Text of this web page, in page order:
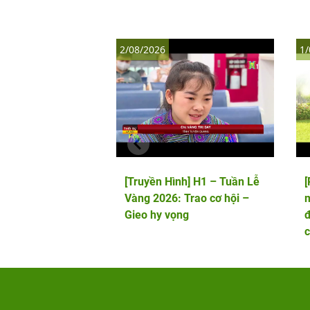
[Truyền Hình] H1 – Tuần Lễ
Vàng 2026: Trao cơ hội –
Gieo hy vọng
2/08/2026